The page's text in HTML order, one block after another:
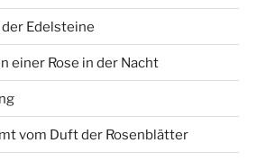
Edelsteine
einer Rose in der Nacht
vom Duft der Rosenblätter